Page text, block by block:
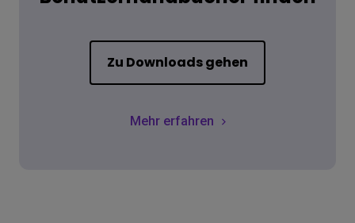
Zu Downloads gehen
Mehr erfahren